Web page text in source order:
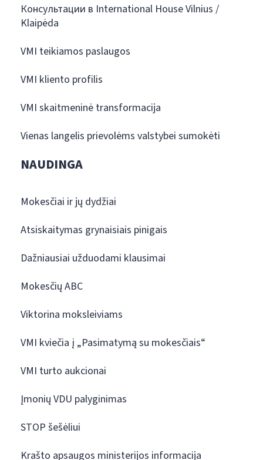
Консультации в International House Vilnius /
Klaipėda
VMI teikiamos paslaugos
VMI kliento profilis
VMI skaitmeninė transformacija
Vienas langelis prievolėms valstybei sumokėti
NAUDINGA
Mokesčiai ir jų dydžiai
Atsiskaitymas grynaisiais pinigais
Dažniausiai užduodami klausimai
Mokesčių ABC
Viktorina moksleiviams
VMI kviečia į „Pasimatymą su mokesčiais“
VMI turto aukcionai
Įmonių VDU palyginimas
STOP šešėliui
Krašto apsaugos ministerijos informacija